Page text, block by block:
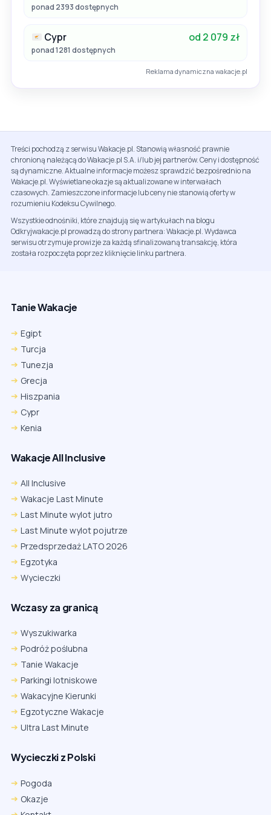
ponad 2393 dostępnych
Cypr od 2 079 zł
ponad 1281 dostępnych
Reklama dynamiczna wakacje.pl
Treści pochodzą z serwisu Wakacje.pl. Stanowią własność prawnie
chronioną należącą do Wakacje.pl S.A. i/lub jej partnerów. Ceny i dostępność
są dynamiczne. Aktualne informacje możesz sprawdzić bezpośrednio na
Wakacje.pl. Wyświetlane okazje są aktualizowane w interwałach
czasowych. Zamieszczone informacje lub ceny nie stanowią oferty w
rozumieniu Kodeksu Cywilnego.
Wszystkie odnośniki, które znajdują się w artykułach na blogu
Odkryjwakacje.pl prowadzą do strony partnera: Wakacje.pl. Wydawca
serwisu otrzymuje prowizje za każdą sfinalizowaną transakcję, która
została rozpoczęta poprzez kliknięcie linku partnera.
Tanie Wakacje
Egipt
Turcja
Tunezja
Grecja
Hiszpania
Cypr
Kenia
Wakacje All Inclusive
All Inclusive
Wakacje Last Minute
Last Minute wylot jutro
Last Minute wylot pojutrze
Przedsprzedaż LATO 2026
Egzotyka
Wycieczki
Wczasy za granicą
Wyszukiwarka
Podróż poślubna
Tanie Wakacje
Parkingi lotniskowe
Wakacyjne Kierunki
Egzotyczne Wakacje
Ultra Last Minute
Wycieczki z Polski
Pogoda
Okazje